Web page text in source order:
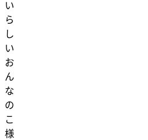
い
ら
し
い
お
ん
な
の
こ
様